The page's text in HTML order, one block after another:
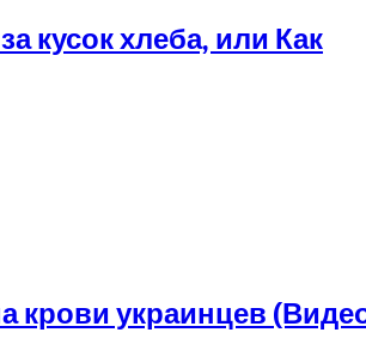
кусок хлеба, или Как
крови украинцев